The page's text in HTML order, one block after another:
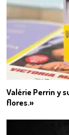
Valérie Perrin y
flores.»